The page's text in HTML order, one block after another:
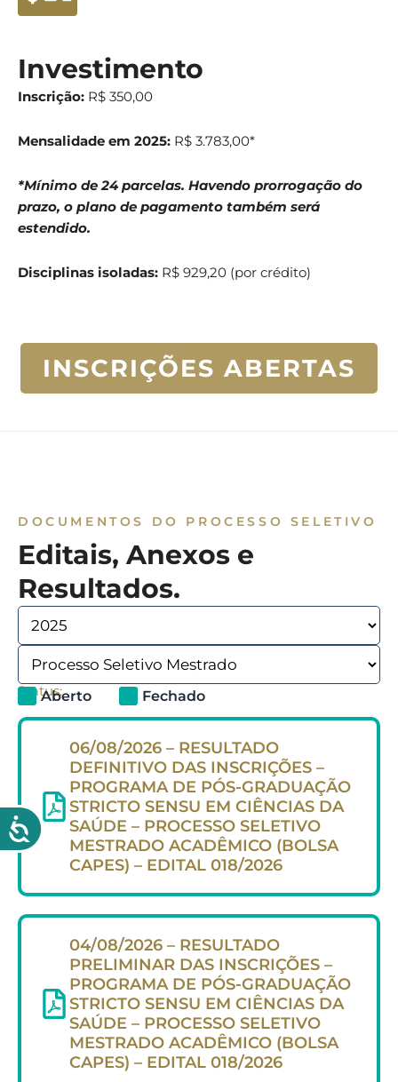
Investimento
Inscrição: R$ 350,00
Mensalidade em 2025: R$ 3.783,00*
*Mínimo de 24 parcelas. Havendo prorrogação do
prazo, o plano de pagamento também será
estendido.
Disciplinas isoladas: R$ 929,20 (por crédito)
INSCRIÇÕES ABERTAS
DOCUMENTOS DO PROCESSO SELETIVO
Editais, Anexos e
Resultados.
Status:Aberto Fechado
06/08/2026 – RESULTADO
DEFINITIVO DAS INSCRIÇÕES –
PROGRAMA DE PÓS-GRADUAÇÃO
STRICTO SENSU EM CIÊNCIAS DA
SAÚDE – PROCESSO SELETIVO
MESTRADO ACADÊMICO (BOLSA
CAPES) – EDITAL 018/2026
04/08/2026 – RESULTADO
PRELIMINAR DAS INSCRIÇÕES –
PROGRAMA DE PÓS-GRADUAÇÃO
STRICTO SENSU EM CIÊNCIAS DA
SAÚDE – PROCESSO SELETIVO
MESTRADO ACADÊMICO (BOLSA
CAPES) – EDITAL 018/2026